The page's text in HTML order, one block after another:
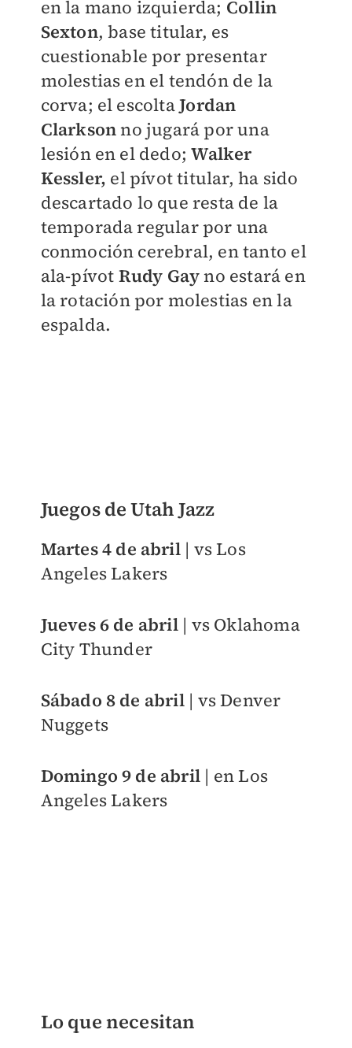
en la mano izquierda; Collin
Sexton, base titular, es
cuestionable por presentar
molestias en el tendón de la
corva; el escoltaJordan
Clarksonno jugará por una
lesión en el dedo;Walker
Kessler, el pívot titular, ha sido
descartado lo que resta de la
temporada regular por una
conmoción cerebral, en tanto el
ala-pívot Rudy Gayno estará en
la rotación por molestias en la
espalda.
Juegos de Utah Jazz
Martes 4 de abril | vs Los
Angeles Lakers
Jueves 6 de abril| vs Oklahoma
City Thunder
Sábado 8 de abril | vs Denver
Nuggets
Domingo 9 de abril | en Los
Angeles Lakers
Lo que necesitan